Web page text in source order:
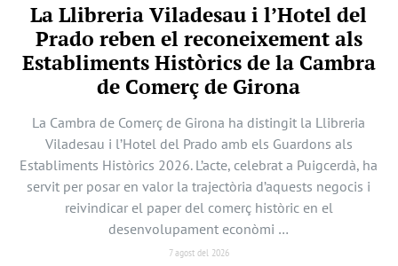
La Llibreria Viladesau i l’Hotel del
Prado reben el reconeixement als
Establiments Històrics de la Cambra
de Comerç de Girona
La Cambra de Comerç de Girona ha distingit la Llibreria
Viladesau i l’Hotel del Prado amb els Guardons als
Establiments Històrics 2026. L’acte, celebrat a Puigcerdà, ha
servit per posar en valor la trajectòria d’aquests negocis i
reivindicar el paper del comerç històric en el
desenvolupament econòmi …
7 agost del 2026